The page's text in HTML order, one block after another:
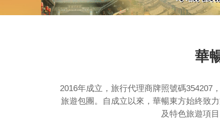
華
2016年成立，旅行代理商牌照號碼354207
旅遊包團。自成立以來，華暢東方始終致
及特色旅遊項